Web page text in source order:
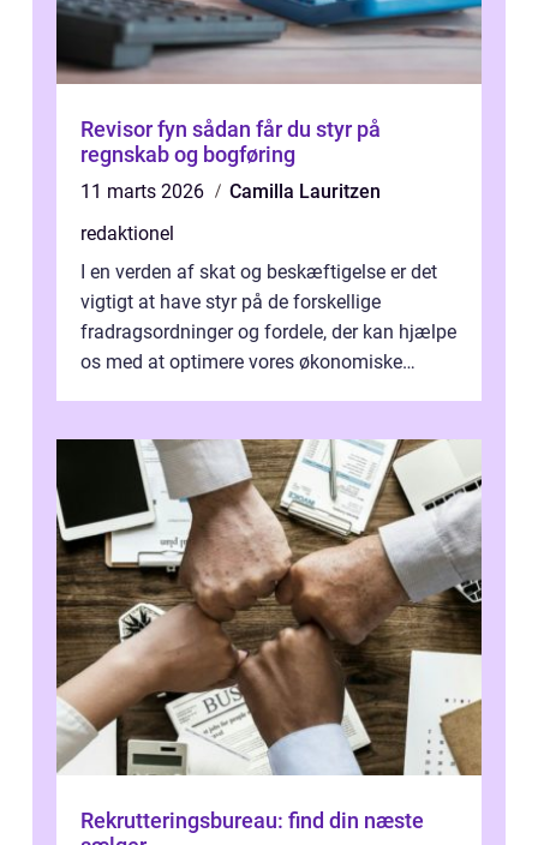
Revisor fyn sådan får du styr på
regnskab og bogføring
11 marts 2026
Camilla Lauritzen
redaktionel
I en verden af skat og beskæftigelse er det
vigtigt at have styr på de forskellige
fradragsordninger og fordele, der kan hjælpe
os med at optimere vores økonomiske
Rekrutteringsbureau: find din næste